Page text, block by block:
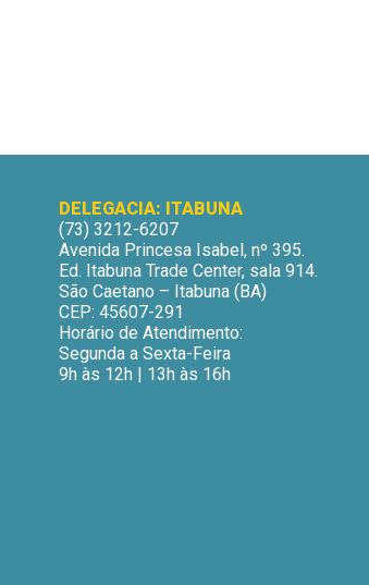
DELEGACIA: ITABUNA
(73) 3212-6207
Avenida Princesa Isabel, nº 395.
Ed. Itabuna Trade Center, sala 914.
São Caetano – Itabuna (BA)
CEP: 45607-291
Horário de Atendimento:
Segunda a Sexta-Feira
9h às 12h | 13h às 16h